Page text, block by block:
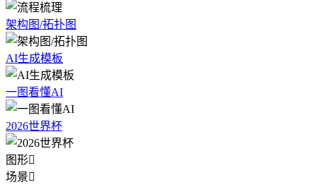
架构图/拓扑图
AI生成模板
一图看懂AI
2026世界杯
图形
场景